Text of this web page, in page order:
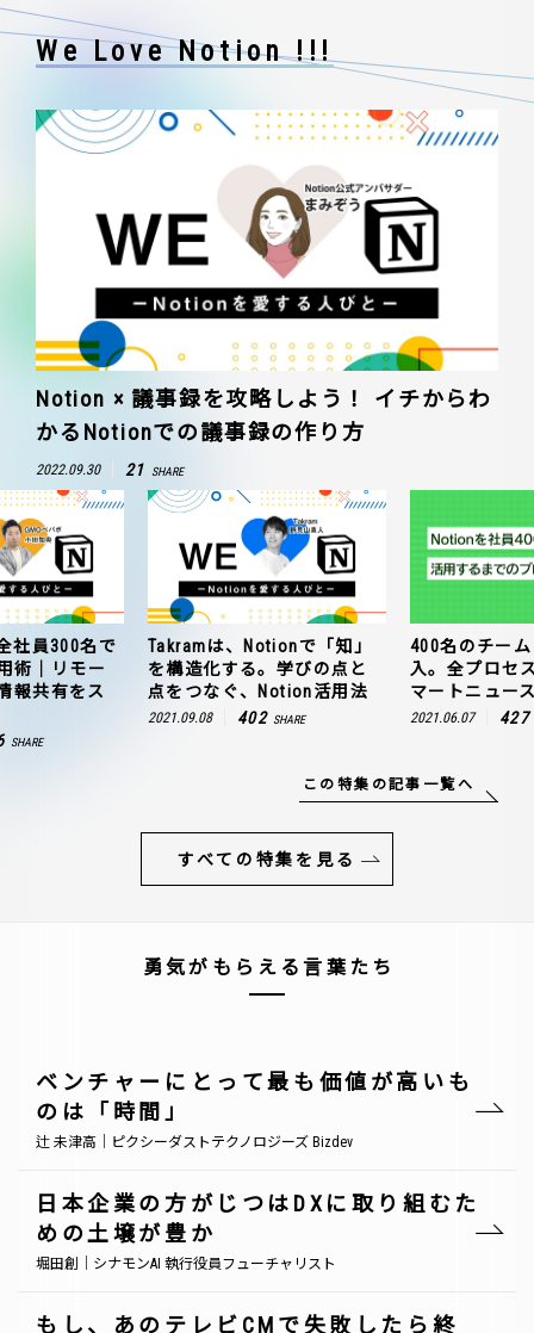
We Love Notion !!!
Notion × 議事録を攻略しよう！ イチからわ
かるNotionでの議事録の作り方
2022.09.30 21 SHARE
社員300名で
術｜リモー
報共有をス
SHARE
Takramは、Notionで「知」
を構造化する。学びの点と
点をつなぐ、Notion活用法
2021.09.08 402 SHARE
400名のチー
入。全プロセ
マートニュー
2021.06.07 427
この特集の記事一覧へ
すべての特集を見る
勇気がもらえる言葉たち
ベンチャーにとって最も価値が高いも
のは「時間」
辻 未津高｜ピクシーダストテクノロジーズ Bizdev
日本企業の方がじつはDXに取り組むた
めの土壌が豊か
堀田創｜シナモンAI 執行役員フューチャリスト
もし、あのテレビCMで失敗したら終